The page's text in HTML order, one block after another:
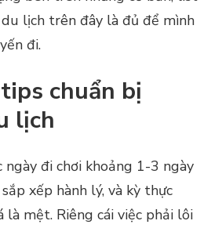
lịch trên đây là đủ để mình
đi.
chuẩn bị
lịch
đi chơi khoảng 1-3 ngày
xếp hành lý, và kỳ thực
là mệt. Riêng cái việc phải lôi